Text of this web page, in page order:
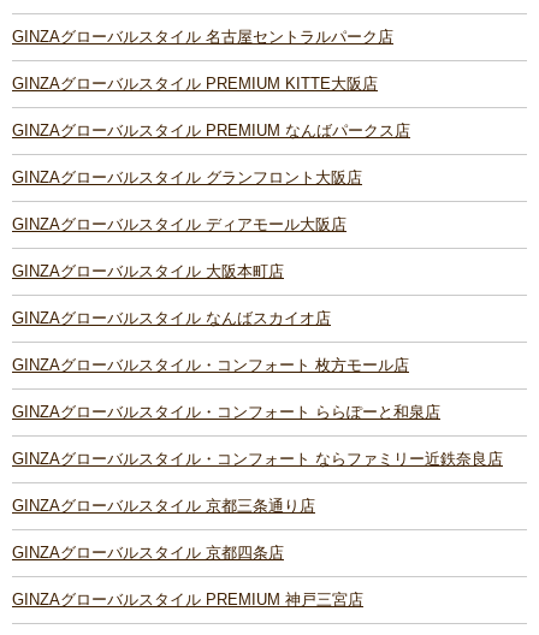
GINZAグローバルスタイル 名古屋セントラルパーク店
GINZAグローバルスタイル PREMIUM KITTE大阪店
GINZAグローバルスタイル PREMIUM なんばパークス店
GINZAグローバルスタイル グランフロント大阪店
GINZAグローバルスタイル ディアモール大阪店
GINZAグローバルスタイル 大阪本町店
GINZAグローバルスタイル なんばスカイオ店
GINZAグローバルスタイル・コンフォート 枚方モール店
GINZAグローバルスタイル・コンフォート ららぽーと和泉店
GINZAグローバルスタイル・コンフォート ならファミリー近鉄奈良店
GINZAグローバルスタイル 京都三条通り店
GINZAグローバルスタイル 京都四条店
GINZAグローバルスタイル PREMIUM 神戸三宮店